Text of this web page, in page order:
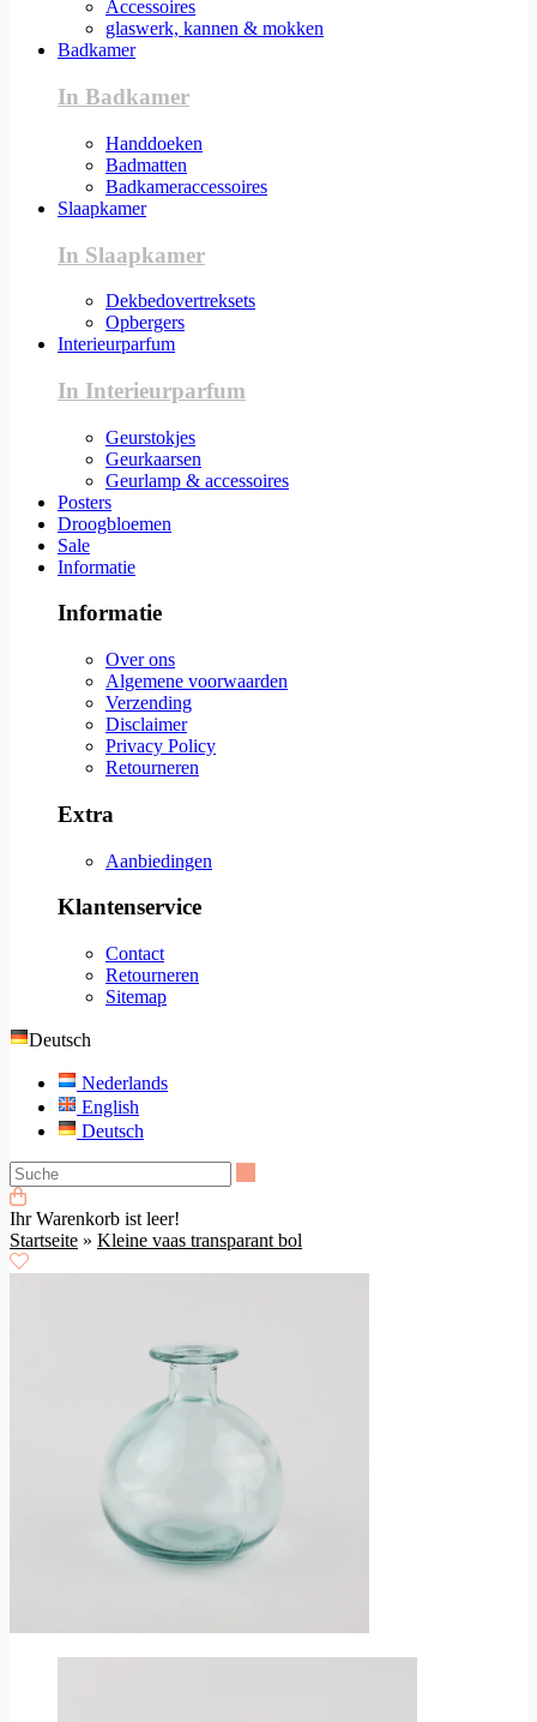
Accessoires
glaswerk, kannen & mokken
Badkamer
In Badkamer
Handdoeken
Badmatten
Badkameraccessoires
Slaapkamer
In Slaapkamer
Dekbedovertreksets
Opbergers
Interieurparfum
In Interieurparfum
Geurstokjes
Geurkaarsen
Geurlamp & accessoires
Posters
Droogbloemen
Sale
Informatie
Informatie
Over ons
Algemene voorwaarden
Verzending
Disclaimer
Privacy Policy
Retourneren
Extra
Aanbiedingen
Klantenservice
Contact
Retourneren
Sitemap
Deutsch
Nederlands
English
Deutsch
Ihr Warenkorb ist leer!
Startseite » Kleine vaas transparant bol